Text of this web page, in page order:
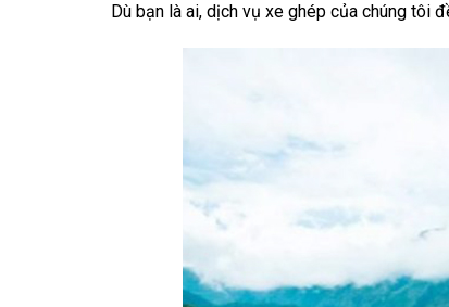
Dù bạn là ai, dịch vụ xe ghép của chúng tôi